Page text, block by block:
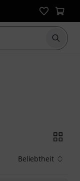
Suche
Beliebtheit